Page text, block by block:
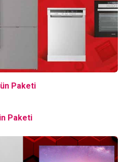
Paketi
Paketi